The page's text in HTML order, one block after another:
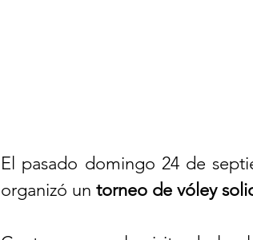
El pasado domingo 24 de
organizó un torneo de vóley